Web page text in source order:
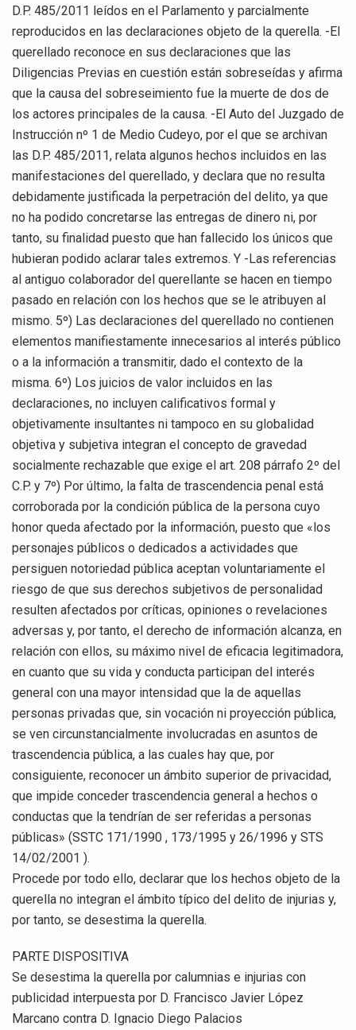
D.P. 485/2011 leídos en el Parlamento y parcialmente
reproducidos en las declaraciones objeto de la querella. -El
querellado reconoce en sus declaraciones que las
Diligencias Previas en cuestión están sobreseídas y afirma
que la causa del sobreseimiento fue la muerte de dos de
los actores principales de la causa. -El Auto del Juzgado de
Instrucción nº 1 de Medio Cudeyo, por el que se archivan
las D.P. 485/2011, relata algunos hechos incluidos en las
manifestaciones del querellado, y declara que no resulta
debidamente justificada la perpetración del delito, ya que
no ha podido concretarse las entregas de dinero ni, por
tanto, su finalidad puesto que han fallecido los únicos que
hubieran podido aclarar tales extremos. Y -Las referencias
al antiguo colaborador del querellante se hacen en tiempo
pasado en relación con los hechos que se le atribuyen al
mismo. 5º) Las declaraciones del querellado no contienen
elementos manifiestamente innecesarios al interés público
o a la información a transmitir, dado el contexto de la
misma. 6º) Los juicios de valor incluidos en las
declaraciones, no incluyen calificativos formal y
objetivamente insultantes ni tampoco en su globalidad
objetiva y subjetiva integran el concepto de gravedad
socialmente rechazable que exige el art. 208 párrafo 2º del
C.P. y 7º) Por último, la falta de trascendencia penal está
corroborada por la condición pública de la persona cuyo
honor queda afectado por la información, puesto que «los
personajes públicos o dedicados a actividades que
persiguen notoriedad pública aceptan voluntariamente el
riesgo de que sus derechos subjetivos de personalidad
resulten afectados por críticas, opiniones o revelaciones
adversas y, por tanto, el derecho de información alcanza, en
relación con ellos, su máximo nivel de eficacia legitimadora,
en cuanto que su vida y conducta participan del interés
general con una mayor intensidad que la de aquellas
personas privadas que, sin vocación ni proyección pública,
se ven circunstancialmente involucradas en asuntos de
trascendencia pública, a las cuales hay que, por
consiguiente, reconocer un ámbito superior de privacidad,
que impide conceder trascendencia general a hechos o
conductas que la tendrían de ser referidas a personas
públicas» (SSTC 171/1990 , 173/1995 y 26/1996 y STS
14/02/2001 ).
Procede por todo ello, declarar que los hechos objeto de la
querella no integran el ámbito típico del delito de injurias y,
por tanto, se desestima la querella.
PARTE DISPOSITIVA
Se desestima la querella por calumnias e injurias con
publicidad interpuesta por D. Francisco Javier López
Marcano contra D. Ignacio Diego Palacios